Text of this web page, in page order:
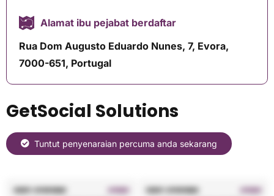
Alamat ibu pejabat berdaftar
Rua Dom Augusto Eduardo Nunes, 7, Evora,
7000-651, Portugal
GetSocial Solutions
Tuntut penyenaraian percuma anda sekarang